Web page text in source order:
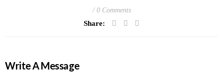
0 Comments
Share:
Write A Message